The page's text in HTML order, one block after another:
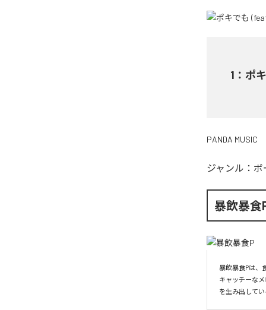
1 ： ポ
PANDA MUSIC
ジャンル： ボ
暴飲暴食
暴飲暴食Pは、
キャッチーなメ
を生み出してい